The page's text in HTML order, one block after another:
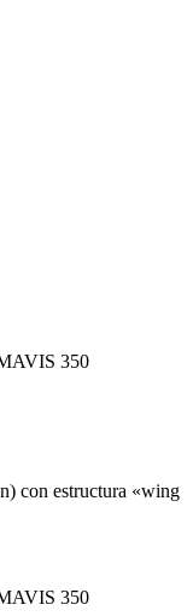
350
con estructura «wing
350